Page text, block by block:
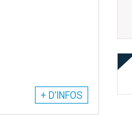
+ D’INFOS